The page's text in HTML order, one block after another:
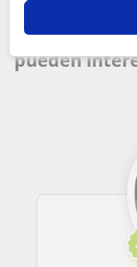
Otros
extranjeros
pueden